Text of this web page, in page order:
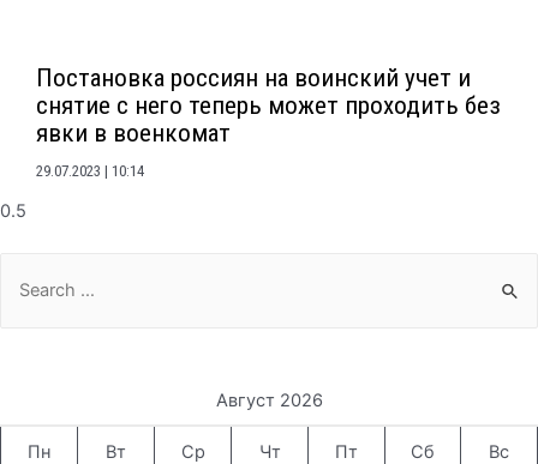
Постановка россиян на воинский учет и
снятие с него теперь может проходить без
явки в военкомат
29.07.2023 10:14
for:
Август 2026
Пн Вт Ср Чт Пт Сб Вс